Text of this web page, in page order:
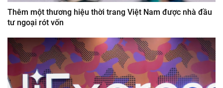
Thêm một thương hiệu thời trang Việt Nam được nhà đầu
tư ngoại rót vốn